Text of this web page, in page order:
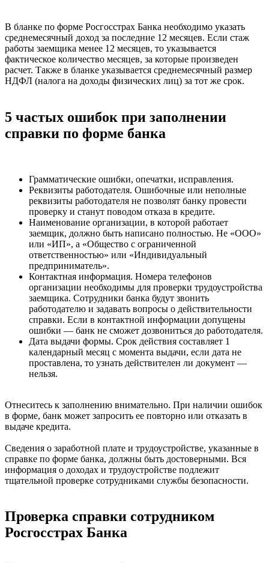
В бланке по форме Росгосстрах Банка необходимо указать
среднемесячный доход за последние 12 месяцев. Если стаж
работы заемщика менее 12 месяцев, то указывается
фактическое количество месяцев, за которые произведен
расчет. Также в бланке указывается среднемесячный размер
НДФЛ (налога на доходы физических лиц) за тот же срок.
5 частых ошибок при заполнении
справки по форме банка
Грамматические ошибки, опечатки, исправления.
Реквизиты работодателя. Ошибочные или неполные
реквизиты работодателя не позволят банку провести
проверку и станут поводом отказа в кредите.
Наименование организации, в которой работает
заемщик, должно быть написано полностью. Не «ООО»
или «ИП», а «Общество с ограниченной
ответственностью» или «Индивидуальный
предприниматель».
Контактная информация. Номера телефонов
организации необходимы для проверки трудоустройства
заемщика. Сотрудники банка будут звонить
работодателю и задавать вопросы о действительности
справки. Если в контактной информации допущены
ошибки — банк не сможет дозвониться до работодателя.
Дата выдачи формы. Срок действия составляет 1
календарный месяц с момента выдачи, если дата не
проставлена, то узнать действителен ли документ —
нельзя.
Отнеситесь к заполнению внимательно. При наличии ошибок
в форме, банк может запросить ее повторно или отказать в
выдаче кредита.
Сведения о заработной плате и трудоустройстве, указанные в
справке по форме банка, должны быть достоверными. Вся
информация о доходах и трудоустройстве подлежит
тщательной проверке сотрудниками службы безопасности.
Проверка справки сотрудником
Росгосстрах Банка